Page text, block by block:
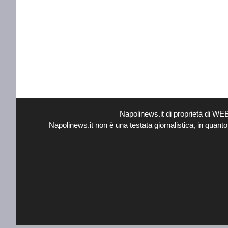
Napolinews.it di proprietà di
Napolinews.it non è una testata giornalistica, in